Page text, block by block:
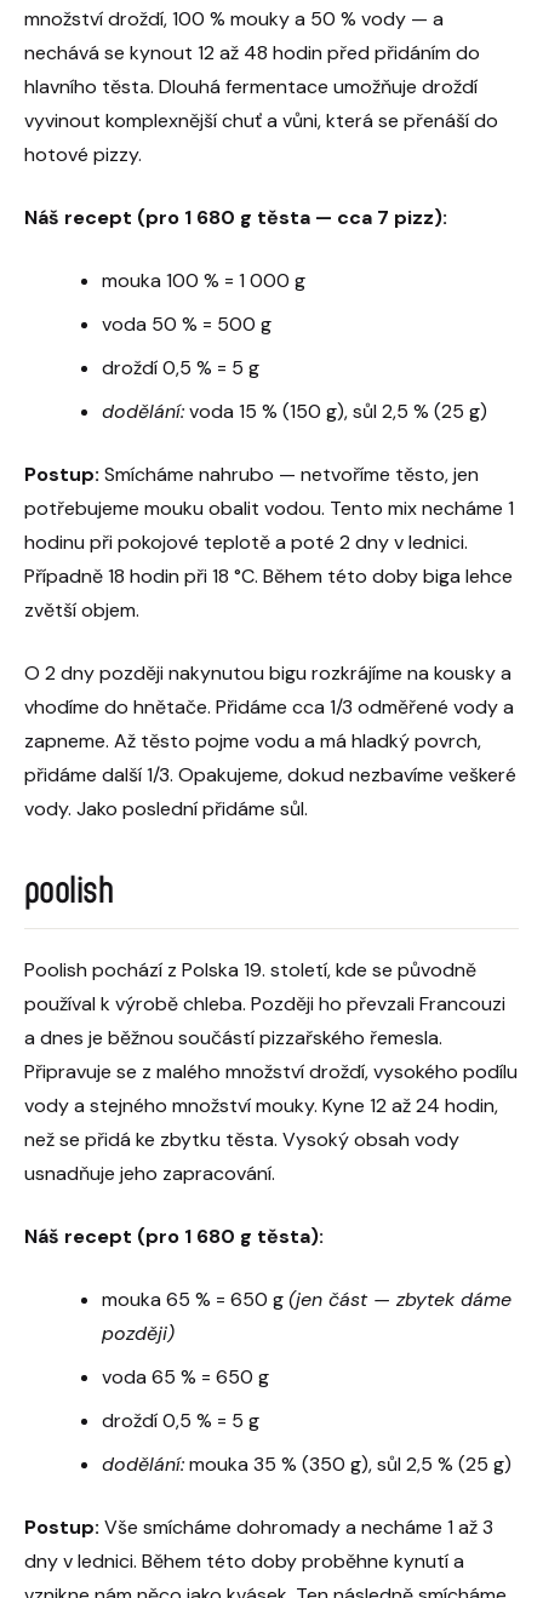
množství droždí, 100 % mouky a 50 % vody — a
nechává se kynout 12 až 48 hodin před přidáním do
hlavního těsta. Dlouhá fermentace umožňuje droždí
vyvinout komplexnější chuť a vůni, která se přenáší do
hotové pizzy.
Náš recept (pro 1 680 g těsta — cca 7 pizz):
mouka 100 % = 1 000 g
voda 50 % = 500 g
droždí 0,5 % = 5 g
dodělání:voda 15 % (150 g), sůl 2,5 % (25 g)
Postup: Smícháme nahrubo — netvoříme těsto, jen
potřebujeme mouku obalit vodou. Tento mix necháme 1
hodinu při pokojové teplotě a poté 2 dny v lednici.
Případně 18 hodin při 18 °C. Během této doby biga lehce
zvětší objem.
O 2 dny později nakynutou bigu rozkrájíme na kousky a
vhodíme do hnětače. Přidáme cca 1/3 odměřené vody a
zapneme. Až těsto pojme vodu a má hladký povrch,
přidáme další 1/3. Opakujeme, dokud nezbavíme veškeré
vody. Jako poslední přidáme sůl.
poolish
Poolish pochází z Polska 19. století, kde se původně
používal k výrobě chleba. Později ho převzali Francouzi
a dnes je běžnou součástí pizzařského řemesla.
Připravuje se z malého množství droždí, vysokého podílu
vody a stejného množství mouky. Kyne 12 až 24 hodin,
než se přidá ke zbytku těsta. Vysoký obsah vody
usnadňuje jeho zapracování.
Náš recept (pro 1 680 g těsta):
mouka 65 % = 650 g(jen část — zbytek dáme
později)
voda 65 % = 650 g
droždí 0,5 % = 5 g
dodělání:mouka 35 % (350 g), sůl 2,5 % (25 g)
Postup: Vše smícháme dohromady a necháme 1 až 3
dny v lednici. Během této doby proběhne kynutí a